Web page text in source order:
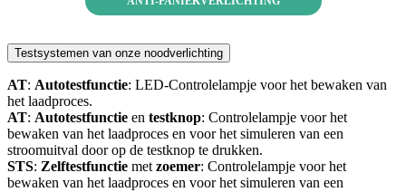
Testsystemen van onze noodverlichting
AT: Autotestfunctie: LED-Controlelampje voor het bewaken van
het laadproces.
AT: Autotestfunctie en testknop: Controlelampje voor het
bewaken van het laadproces en voor het simuleren van een
stroomuitval door op de testknop te drukken.
STS: Zelftestfunctie metzoemer: Controlelampje voor het
bewaken van het laadproces en voor het simuleren van een